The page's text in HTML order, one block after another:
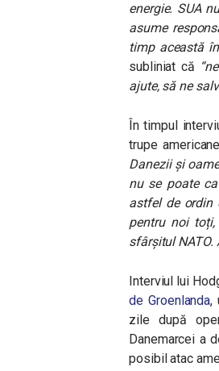
energie. SUA
asume
timp această
subliniat că
ajute, să ne
În timpul
trupe
Danezii și
nu se poate
astfel de ordin
pentru noi
sfârșitul NATO.
Interviul lui
de Groenlanda,
zile după
Danemarcei a
posibil atac